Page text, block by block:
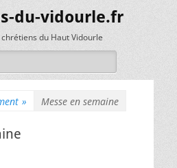
du-vidourle.fr
chrétiens du Haut Vidourle
» Messe en semaine